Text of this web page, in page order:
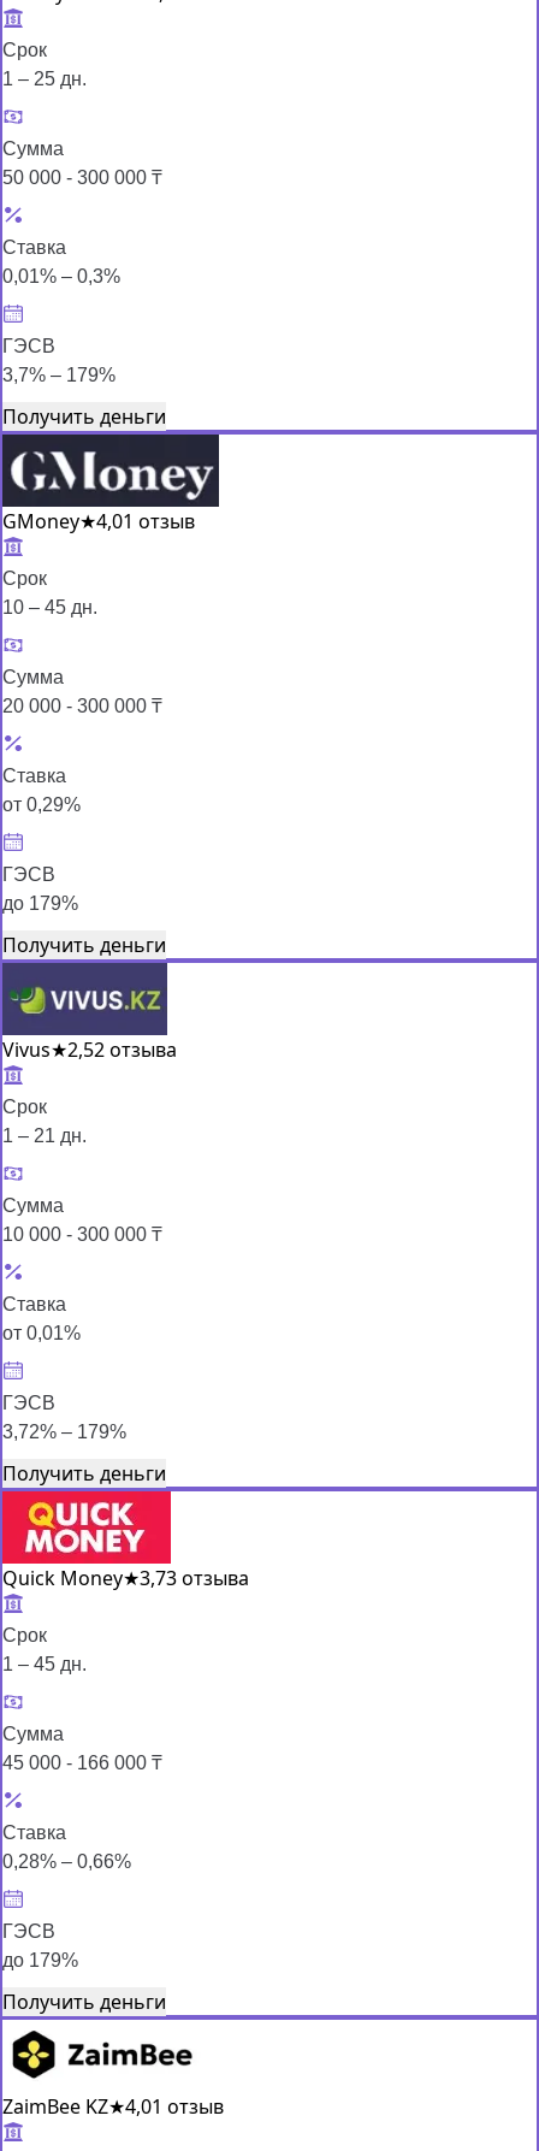
Срок
1 – 25 дн.
Сумма
50 000 - 300 000 ₸
Ставка
0,01% – 0,3%
ГЭСВ
3,7% – 179%
Получить деньги
GMoney★4,01 отзыв
Срок
10 – 45 дн.
Сумма
20 000 - 300 000 ₸
Ставка
от 0,29%
ГЭСВ
до 179%
Получить деньги
Vivus★2,52 отзыва
Срок
1 – 21 дн.
Сумма
10 000 - 300 000 ₸
Ставка
от 0,01%
ГЭСВ
3,72% – 179%
Получить деньги
Quick Money★3,73 отзыва
Срок
1 – 45 дн.
Сумма
45 000 - 166 000 ₸
Ставка
0,28% – 0,66%
ГЭСВ
до 179%
Получить деньги
ZaimBee KZ★4,01 отзыв